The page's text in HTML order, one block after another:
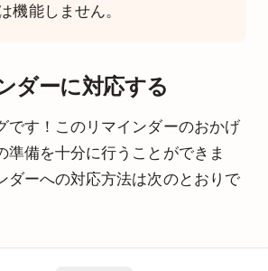
機能しません。
ダーに対応する
です！このリマインダーのおかげ
準備を十分に行うことができま
ダーへの対応方法は次のとおりで